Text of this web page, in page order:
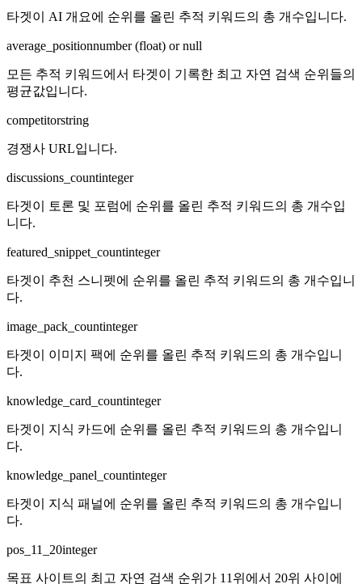
타겟이 AI 개요에 순위를 올린 추적 키워드의 총 개수입니다.
average_positionnumber (float) or null
모든 추적 키워드에서 타겟이 기록한 최고 자연 검색 순위들의
평균값입니다.
competitorstring
경쟁사 URL입니다.
discussions_countinteger
타겟이 토론 및 포럼에 순위를 올린 추적 키워드의 총 개수입
니다.
featured_snippet_countinteger
타겟이 추천 스니펫에 순위를 올린 추적 키워드의 총 개수입니
다.
image_pack_countinteger
타겟이 이미지 팩에 순위를 올린 추적 키워드의 총 개수입니
다.
knowledge_card_countinteger
타겟이 지식 카드에 순위를 올린 추적 키워드의 총 개수입니
다.
knowledge_panel_countinteger
타겟이 지식 패널에 순위를 올린 추적 키워드의 총 개수입니
다.
pos_11_20integer
목표 사이트의 최고 자연 검색 순위가 11위에서 20위 사이에